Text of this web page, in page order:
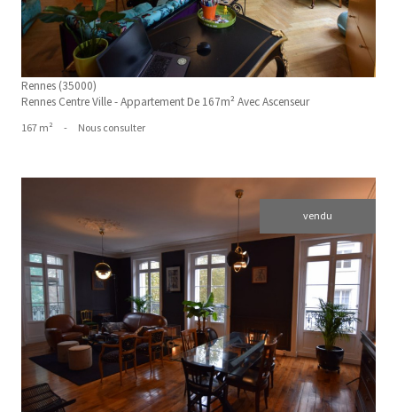
Rennes (35000)
Rennes Centre Ville - Appartement De 167m² Avec Ascenseur
167 m² - Nous consulter
vendu
voir le bien